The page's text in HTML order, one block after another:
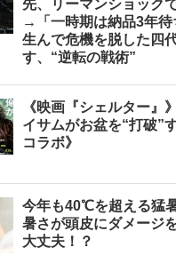
先、リーマンショック
→「一時期は納品3年待
生んで危機を脱した四
す、“逆転の戦術”
《映画『シェルター』
イサムがお盆を“打破”
コラボ》
今年も40℃を超える猛
暑さが頭皮にダメージ
大丈夫！？